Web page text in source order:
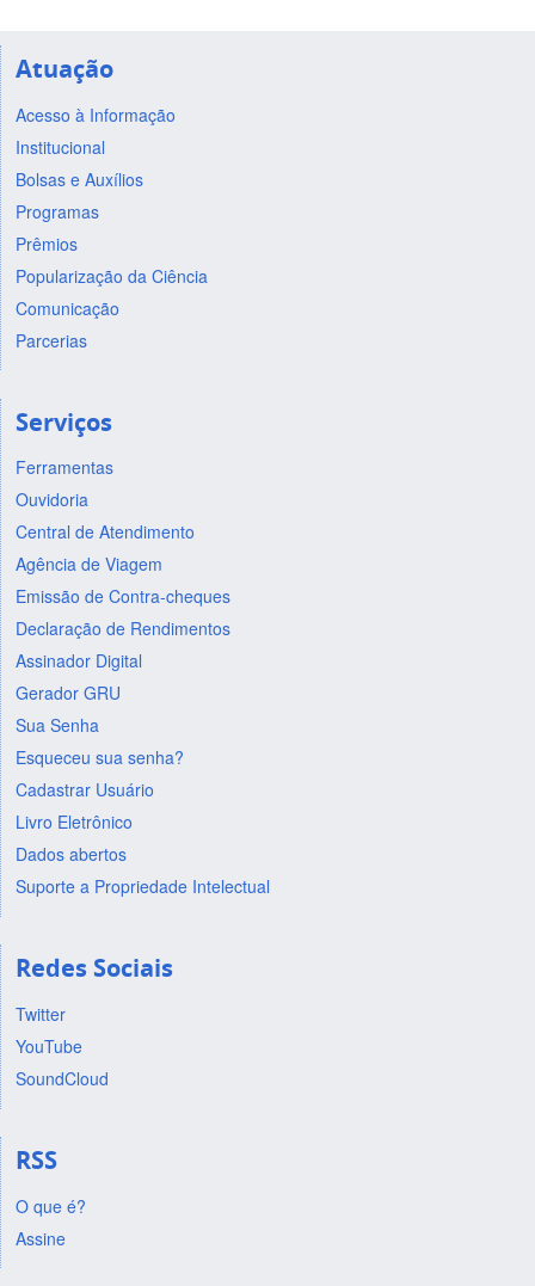
Atuação
Acesso à Informação
Institucional
Bolsas e Auxílios
Programas
Prêmios
Popularização da Ciência
Comunicação
Parcerias
Serviços
Ferramentas
Ouvidoria
Central de Atendimento
Agência de Viagem
Emissão de Contra-cheques
Declaração de Rendimentos
Assinador Digital
Gerador GRU
Sua Senha
Esqueceu sua senha?
Cadastrar Usuário
Livro Eletrônico
Dados abertos
Suporte a Propriedade Intelectual
Redes Sociais
Twitter
YouTube
SoundCloud
RSS
O que é?
Assine